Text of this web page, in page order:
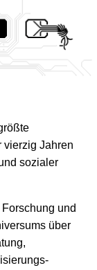
vierzig Jahren
sozialer
und
über